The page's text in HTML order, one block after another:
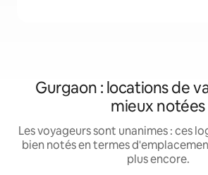
Gurgaon : locations de
mieux notées
Les voyageurs sont unanimes : ces
bien notés en termes
plus encore.